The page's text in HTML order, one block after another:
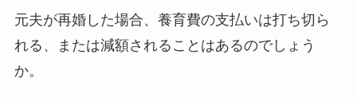
元夫が再婚した場合、養育費の支払いは打ち切ら
れる、または減額されることはあるのでしょう
か。